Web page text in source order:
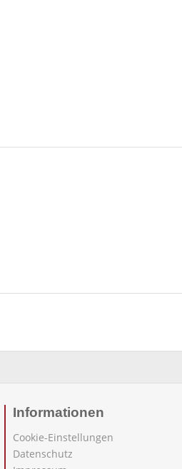
Informationen
Cookie-Einstellungen
Datenschutz